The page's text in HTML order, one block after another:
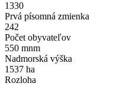
1330
Prvá písomná zmienka
242
Počet obyvateľov
550 mnm
Nadmorská výška
1537 ha
Rozloha